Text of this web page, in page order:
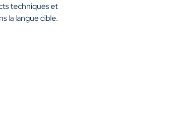
techniques et
la langue cible.